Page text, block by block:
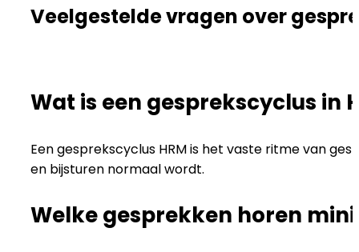
Veelgestelde vragen over
Wat is een gesprekscyclus in
Een gesprekscyclus HRM is het vaste ritme van
en bijsturen normaal wordt.
Welke gesprekken horen